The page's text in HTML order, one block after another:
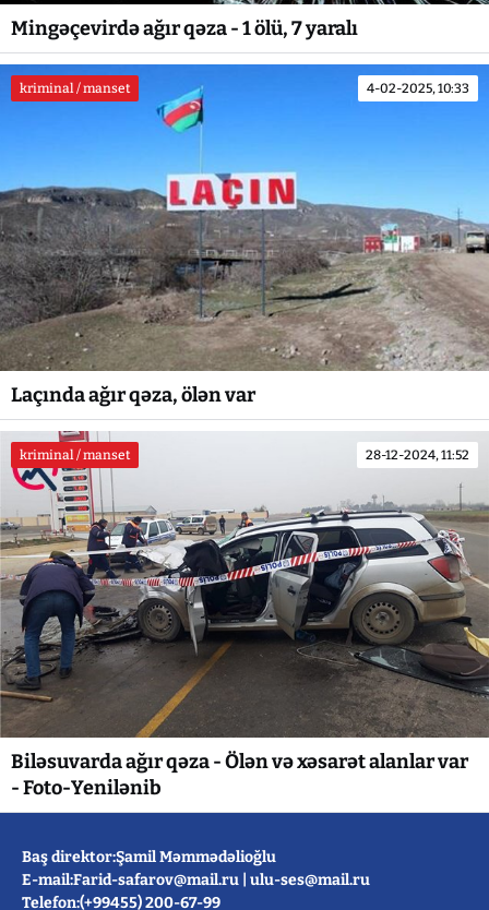
Mingəçevirdə ağır qəza - 1 ölü, 7 yaralı
kriminal / manset 4-02-2025, 10:33
Laçında ağır qəza, ölən var
kriminal / manset 28-12-2024, 11:52
Biləsuvarda ağır qəza - Ölən və xəsarət alanlar var
- Foto-Yenilənib
Baş direktor:Şamil Məmmədəlioğlu
E-mail:Farid-safarov@mail.ru ulu-ses@mail.ru
Telefon:(+99455) 200-67-99